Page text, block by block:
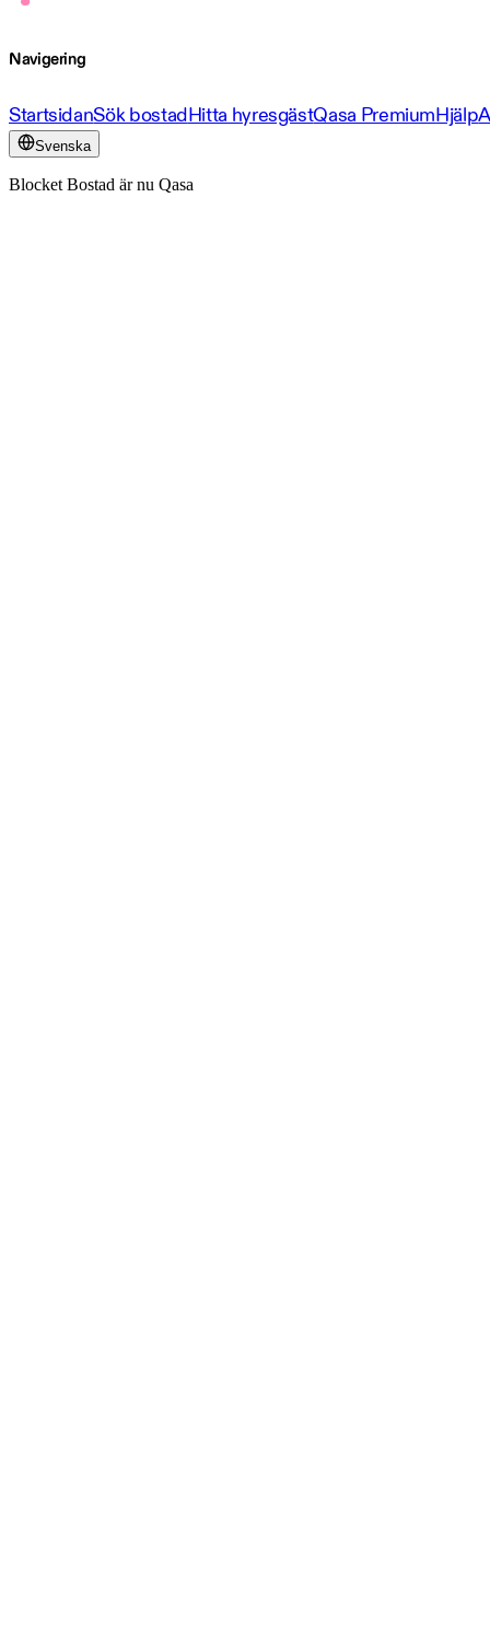
Navigering
StartsidanSök bostadHitta hyresgästQasa PremiumHjälp
Svenska
Blocket Bostad är nu Qasa